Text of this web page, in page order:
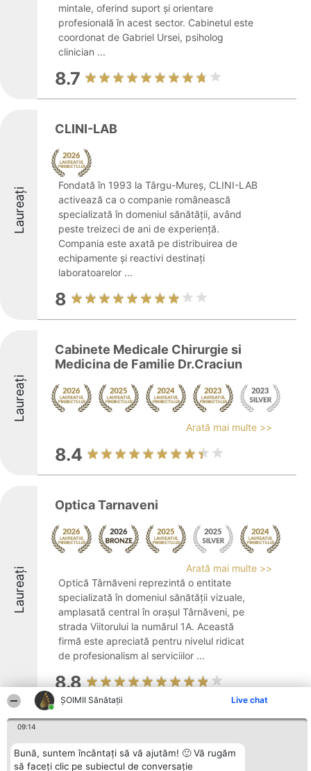
ŞOIMII Sănătații Live chat
09:14
Bună, suntem încântați să vă ajutăm! 🙂 Vă rugăm
să faceți clic pe subiectul de conversație
mintale, oferind suport și orientare
profesională în acest sector. Cabinetul este
coordonat de Gabriel Ursei, psiholog
clinician ...
8.7
Laureați
CLINI-LAB
Fondată în 1993 la Târgu-Mureș, CLINI-LAB
activează ca o companie românească
specializată în domeniul sănătății, având
peste treizeci de ani de experiență.
Compania este axată pe distribuirea de
echipamente și reactivi destinați
laboratoarelor ...
8
Laureați
Cabinete Medicale Chirurgie si
Medicina de Familie Dr.Craciun
Arată mai multe >>
8.4
Laureați
Optica Tarnaveni
Arată mai multe >>
Optică Târnăveni reprezintă o entitate
specializată în domeniul sănătății vizuale,
amplasată central în orașul Târnăveni, pe
strada Viitorului la numărul 1A. Această
firmă este apreciată pentru nivelul ridicat
de profesionalism al serviciilor ...
8.8
Pop